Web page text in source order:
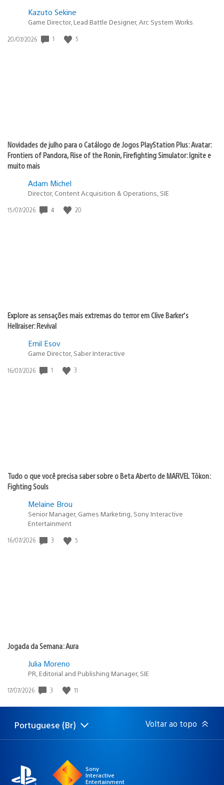
Kazuto Sekine
Game Director, Lead Battle Designer, Arc System Works
Data
20/07/2026 1 5
Novidades de julho para o Catálogo de Jogos PlayStation Plus: Avatar:
Frontiers of Pandora, Rise of the Ronin, Firefighting Simulator: Ignite e
muito mais
Adam Michel
Director, Content Acquisition & Operations, SIE
Data
15/07/2026 4 20
Explore as sensações mais extremas do terror em Clive Barker’s
Hellraiser: Revival
Emil Esov
Game Director, Saber Interactive
Data
16/07/2026 1 3
Tudo o que você precisa saber sobre o Beta Aberto de MARVEL Tōkon:
Fighting Souls
Melaine Brou
Senior Manager, Games Marketing, Sony Interactive
Entertainment
Data
16/07/2026 3 5
Jogada da Semana: Aura
Julia Moreno
PR, Editorial and Publishing Manager, SIE
Data
publicação:
17/07/2026 3 11
Selecione
uma
Região
atual:
Portuguese (Br) Voltar ao topo
Sony
Interactive
Entertainment